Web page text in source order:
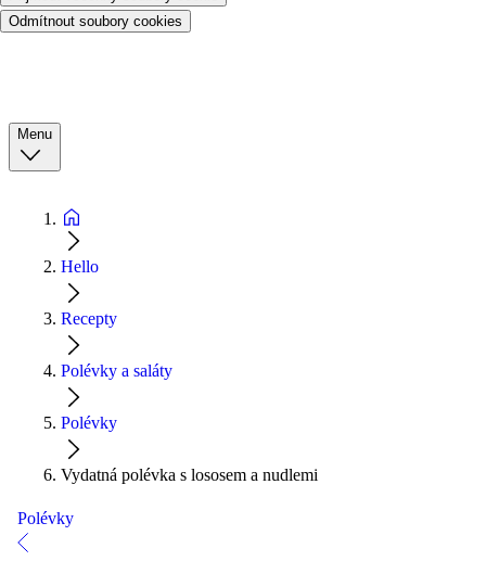
Odmítnout soubory cookies
Menu
Hello
Recepty
Polévky a saláty
Polévky
Vydatná polévka s lososem a nudlemi
Polévky